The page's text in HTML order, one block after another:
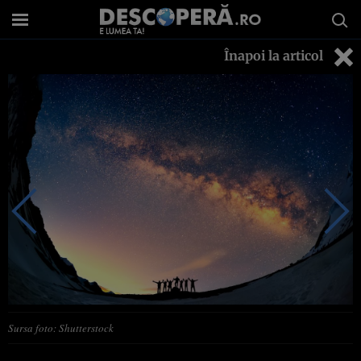
Înapoi la articol
Sursa foto: Shutterstock